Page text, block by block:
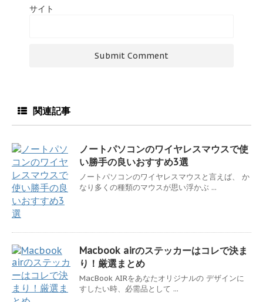
サイト
関連記事
ノートパソコンのワイヤレスマウスで使
い勝手の良いおすすめ3選
ノートパソコンのワイヤレスマウスと言えば、 か
なり多くの種類のマウスが思い浮かぶ ...
Macbook airのステッカーはコレで決ま
り！厳選まとめ
MacBook AIRをあなたオリジナルの デザインに
すしたい時、必需品として ...